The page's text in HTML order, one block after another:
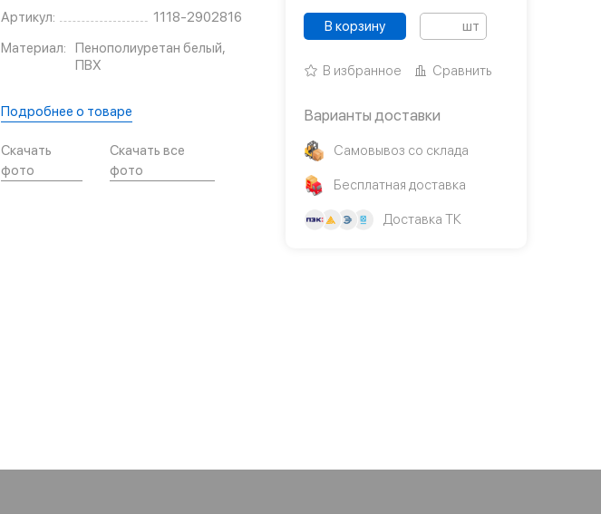
Артикул:
1118-2902816
Материал:
Пенополиуретан белый,
ПВХ
Подробнее о товаре
Скачать
фото
Скачать все
фото
В корзину шт
В избранное Сравнить
Варианты доставки
Самовывоз со склада
Бесплатная доставка
Доставка ТК